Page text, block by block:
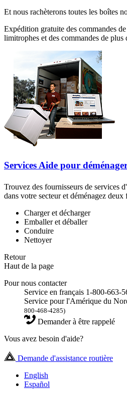
Et nous rachèterons toutes les boîtes
Expédition gratuite des commandes
limitrophes et des commandes de plus
Services Aide pour
Trouvez des fournisseurs de services
dans votre secteur et déménagez
Charger et décharger
Emballer et déballer
Conduire
Nettoyer
Retour
Haut de la page
Pour nous contacter
Service en français 1-800-663-
Service pour l'Amérique du
800-468-4285)
Demander à être rappelé
Vous avez besoin d'aide?
Demande d'assistance routière
English
Español